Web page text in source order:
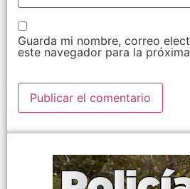
Guarda mi nombre, correo
este navegador para la